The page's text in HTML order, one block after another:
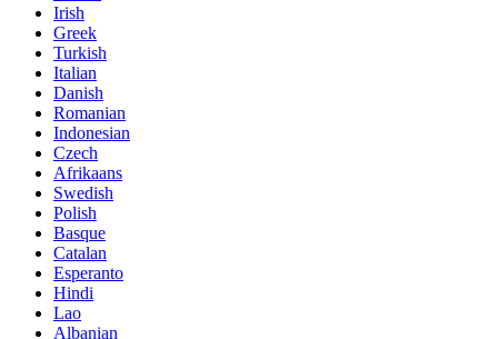
Irish
Greek
Turkish
Italian
Danish
Romanian
Indonesian
Czech
Afrikaans
Swedish
Polish
Basque
Catalan
Esperanto
Hindi
Lao
Albanian